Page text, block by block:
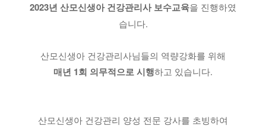
2023년 산모신생아 건강관리사 보수교육을 진행하였
습니다.
산모신생아 건강관리사님들의 역량강화를 위해
매년 1회 의무적으로 시행하고 있습니다.
산모신생아 건강관리 양성 전문 강사를 초빙하여